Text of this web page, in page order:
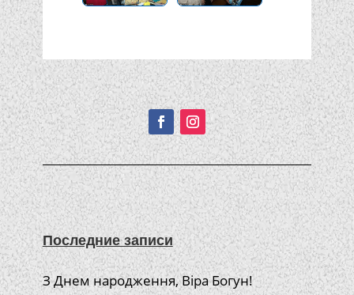
Подписывайтесь!
Последние записи
З Днем народження, Віра Богун!